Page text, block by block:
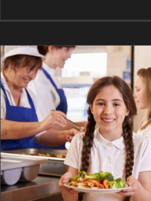
Collectivités :
l’entretien de